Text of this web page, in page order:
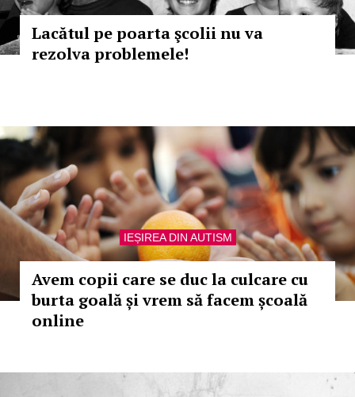
Lacătul pe poarta şcolii nu va
rezolva problemele!
IEȘIREA DIN AUTISM
Avem copii care se duc la culcare cu
burta goală și vrem să facem școală
online